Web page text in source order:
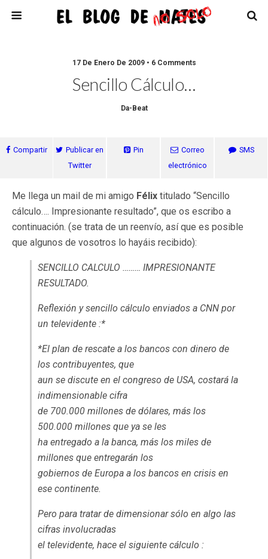
17 De Enero De 2009 • 6 Comments
Sencillo Cálculo…
Da-Beat
Compartir
Publicar en
Twitter
Pin
Correo
electrónico
SMS
Me llega un mail de mi amigo Félix titulado “Sencillo
cálculo…. Impresionante resultado”, que os escribo a
continuación. (se trata de un reenvío, así que es posible
que algunos de vosotros lo hayáis recibido):
SENCILLO CALCULO ……… IMPRESIONANTE
RESULTADO.
Reflexión y sencillo cálculo enviados a CNN por
un televidente :*
*El plan de rescate a los bancos con dinero de
los contribuyentes, que
aun se discute en el congreso de USA, costará la
indimensionable cifra
de 700.000 millones de dólares, más los
500.000 millones que ya se les
ha entregado a la banca, más los miles de
millones que entregarán los
gobiernos de Europa a los bancos en crisis en
ese continente.
Pero para tratar de dimensionar sólo en algo las
cifras involucradas
el televidente, hace el siguiente cálculo :